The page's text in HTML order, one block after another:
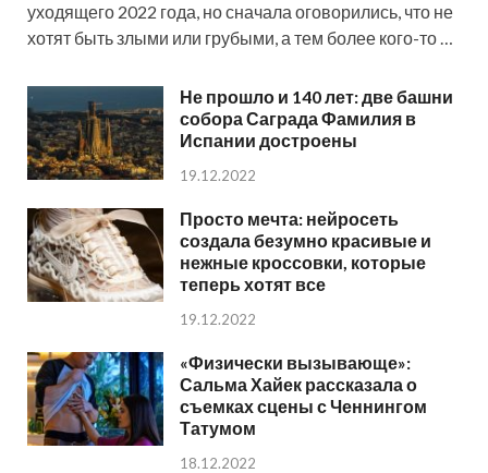
уходящего 2022 года, но сначала оговорились, что не
хотят быть злыми или грубыми, а тем более кого-то …
Не прошло и 140 лет: две башни
собора Саграда Фамилия в
Испании достроены
19.12.2022
Просто мечта: нейросеть
создала безумно красивые и
нежные кроссовки, которые
теперь хотят все
19.12.2022
«Физически вызывающе»:
Сальма Хайек рассказала о
съемках сцены с Ченнингом
Татумом
18.12.2022